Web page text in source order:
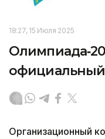
18:27, 15 Июля 2025
Организационный